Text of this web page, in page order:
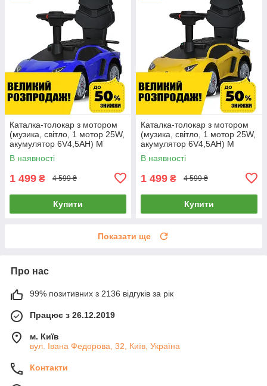
Каталка-толокар з мотором
(музика, світло, 1 мотор 25W,
акумулятор 6V4,5AH) M
5777EBL-4 Синій
В наявності
1 499 ₴ 4 599 ₴
Купити
Каталка-толокар з мотором
(музика, світло, 1 мотор 25W,
акумулятор 6V4,5AH) M
5777EBL-6 Жовтий
В наявності
1 499 ₴ 4 599 ₴
Купити
Показати ще
Про нас
99% позитивних з 2136 відгуків за рік
Працює з 26.12.2019
м. Київ
вул. Івана Федорова, 32, Київ, Україна
Контакти